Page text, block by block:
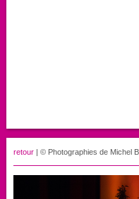
retour | © Photographies de Michel